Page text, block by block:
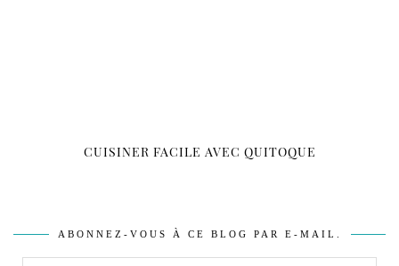
CUISINER FACILE AVEC QUITOQUE
ABONNEZ-VOUS À CE BLOG PAR E-MAIL.